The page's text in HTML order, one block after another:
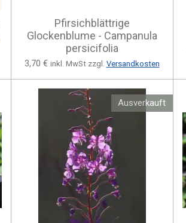
Pfirsichblättrige
Glockenblume - Campanula
persicifolia
3,70 € inkl. MwSt zzgl. Versandkosten
Ausverkauft